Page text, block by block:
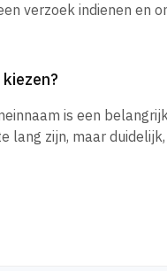
verzoek indienen en
is een
lang zijn, maar